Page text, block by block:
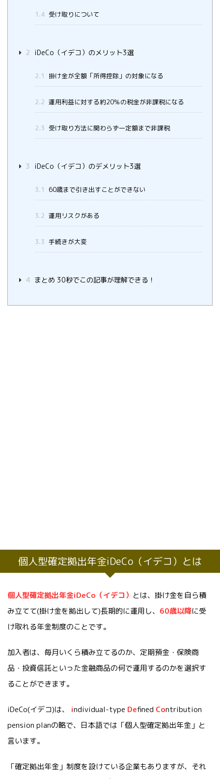
1.4 受け取りについて
2 iDeCo（イデコ）のメリット3選
2.1 掛け金が全額「所得控除」の対象になる
2.2 運用利益に対する約20％の税金が非課税になる
2.3 受け取り方法に関わらず一定額まで非課税
3 iDeCo（イデコ）のデメリット3選
3.1 60歳まで引き出すことができない
3.2 運用リスクがある
3.3 手続きが大変
4 まとめ 30秒でこの記事が理解できる！
個人型確定拠出年金iDeCo（イデコ）とは
個人型確定拠出年金iDeCo（イデコ） とは、掛け金を自ら積
み立てて(掛け金を拠出して)長期的に運用し、 60歳以降に受
け取れる年金制度のことです。
加入者は、毎月いくら積み立てるのか、定期預金・保険商
品・投資信託といった金融商品の何で運用するのかを選択す
ることができます。
iDeCo(イデコ)は、 individual-type Defined Contribution
pension planの略で、日本語では「個人型確定拠出年金」と
言います。
「確定拠出年金」制度を設けている企業もありますが、それ